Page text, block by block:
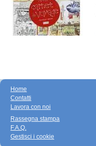
Home
Contatti
Lavora con noi
Rassegna stampa
F.A.Q.
Gestisci i cookie